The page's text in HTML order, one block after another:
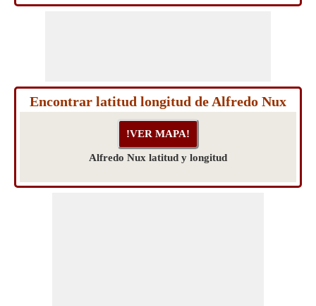
Encontrar latitud longitud de Alfredo Nux
Alfredo Nux latitud y longitud